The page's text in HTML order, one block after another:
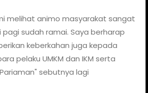
melihat animo masyarakat sangat
sudah ramai. Saya berharap
keberkahan juga kepada
pelaku UMKM dan IKM serta
sebutnya lagi